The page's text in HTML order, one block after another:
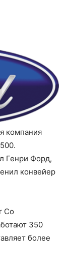
компания
Генри Форд,
конвейер
Co
350
более